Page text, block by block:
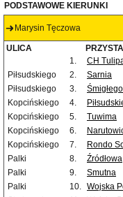
PODSTAWOWE KIERUNKI
Marysin Tęczowa
ULICA
1.
CH
Piłsudskiego
2. Sarnia
Piłsudskiego
3.
Kopcińskiego
4.
Kopcińskiego
5. Tuwima
Kopcińskiego
6.
Kopcińskiego
7. Rondo
Palki
8. Źródłowa
Palki
9. Smutna
Palki
10. Wojska